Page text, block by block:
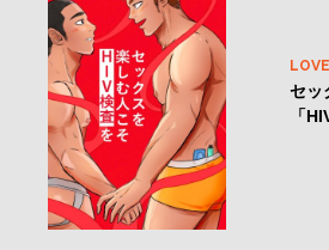
LOVE
セッ
「